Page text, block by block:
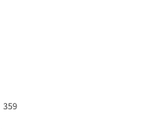
359